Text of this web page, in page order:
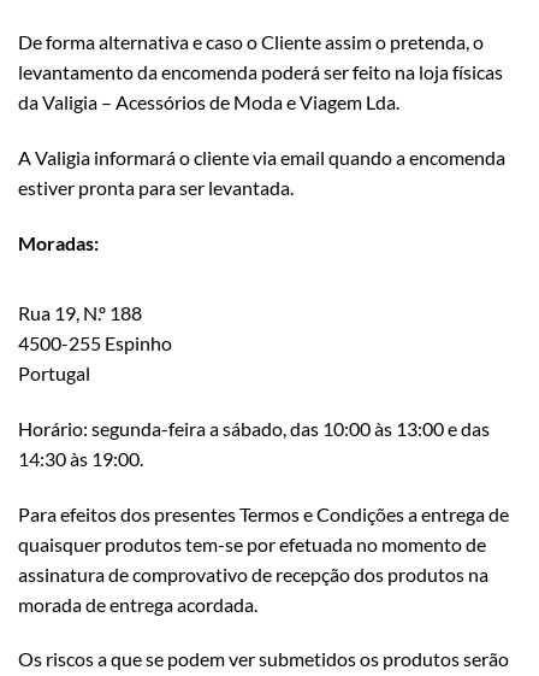
De forma alternativa e caso o Cliente assim o pretenda, o
levantamento da encomenda poderá ser feito na loja físicas
da Valigia – Acessórios de Moda e Viagem Lda.
A Valigia informará o cliente via email quando a encomenda
estiver pronta para ser levantada.
Moradas:
Rua 19, N.º 188
4500-255 Espinho
Portugal
Horário: segunda-feira a sábado, das 10:00 às 13:00 e das
14:30 às 19:00.
Para efeitos dos presentes Termos e Condições a entrega de
quaisquer produtos tem-se por efetuada no momento de
assinatura de comprovativo de recepção dos produtos na
morada de entrega acordada.
Os riscos a que se podem ver submetidos os produtos serão